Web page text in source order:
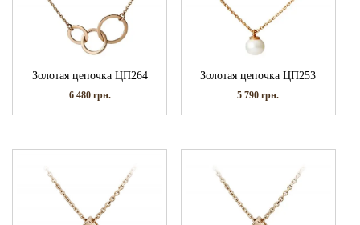
Золотая цепочка ЦП264
6 480 грн.
Золотая цепочка ЦП253
5 790грн.